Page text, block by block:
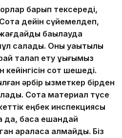
барып тексереді,
дейін сүйемелдеп,
бақылауда
салады. Оны уақытылы
талап ету құқығымыз
сот шешеді.
әрбір қызметкер бірден
Сотқа материал түсе
еңбек инспекциясы
басқа ешқандай
араласа алмайды. Біз